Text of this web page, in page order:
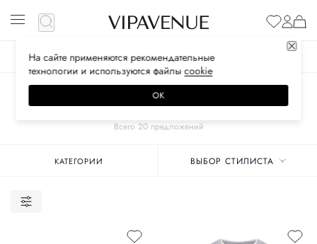
ЖЕНСКОЕ МУЖСКОЕ
Всего 20 предложений
Унисекс бренды
ФУТБОЛКИ
КАТЕГОРИИ ВЫБОР СТИЛИСТА
На сайте применяются рекомендательные
технологии и используются файлысооkiе
ОК